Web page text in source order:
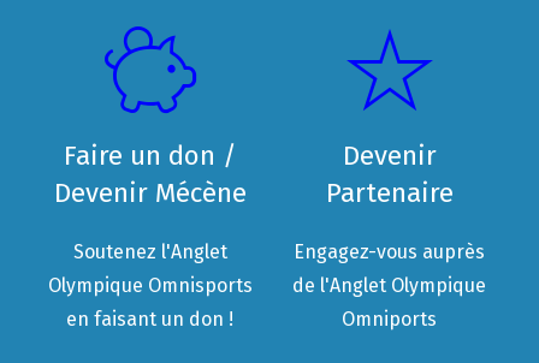
Faire un don /
Devenir Mécène
Soutenez l'Anglet
Olympique Omnisports
en faisant un don !
Devenir
Partenaire
Engagez-vous auprès
de l'Anglet Olympique
Omniports